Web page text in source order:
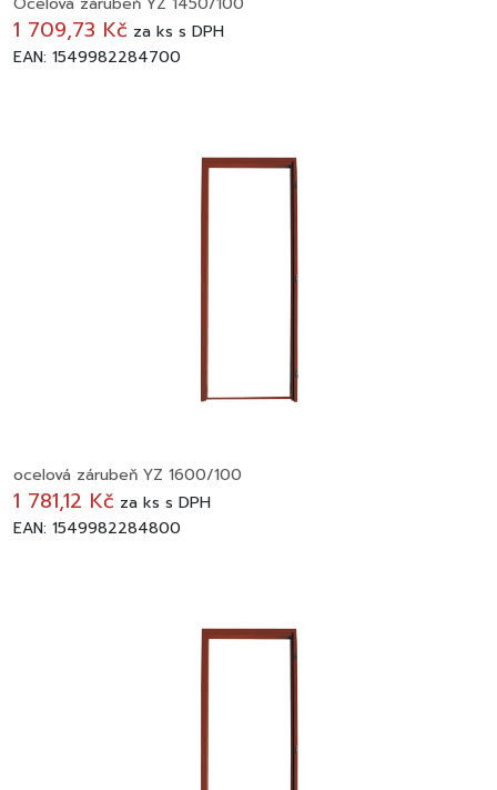
1 709,73 Kč za ks s DPH
EAN: 1549982284700
ocelová zárubeň YZ 1600/100
1 781,12 Kč za ks s DPH
EAN: 1549982284800